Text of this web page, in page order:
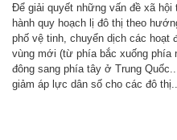
Để giải quyết những vấn đề xã
hành quy hoạch lị đô thị theo
phố vệ tinh, chuyển dịch các hoạt
vùng mới (từ phía bắc xuống
đông sang phía tây ở Trung
giảm áp lực dân số cho các đô